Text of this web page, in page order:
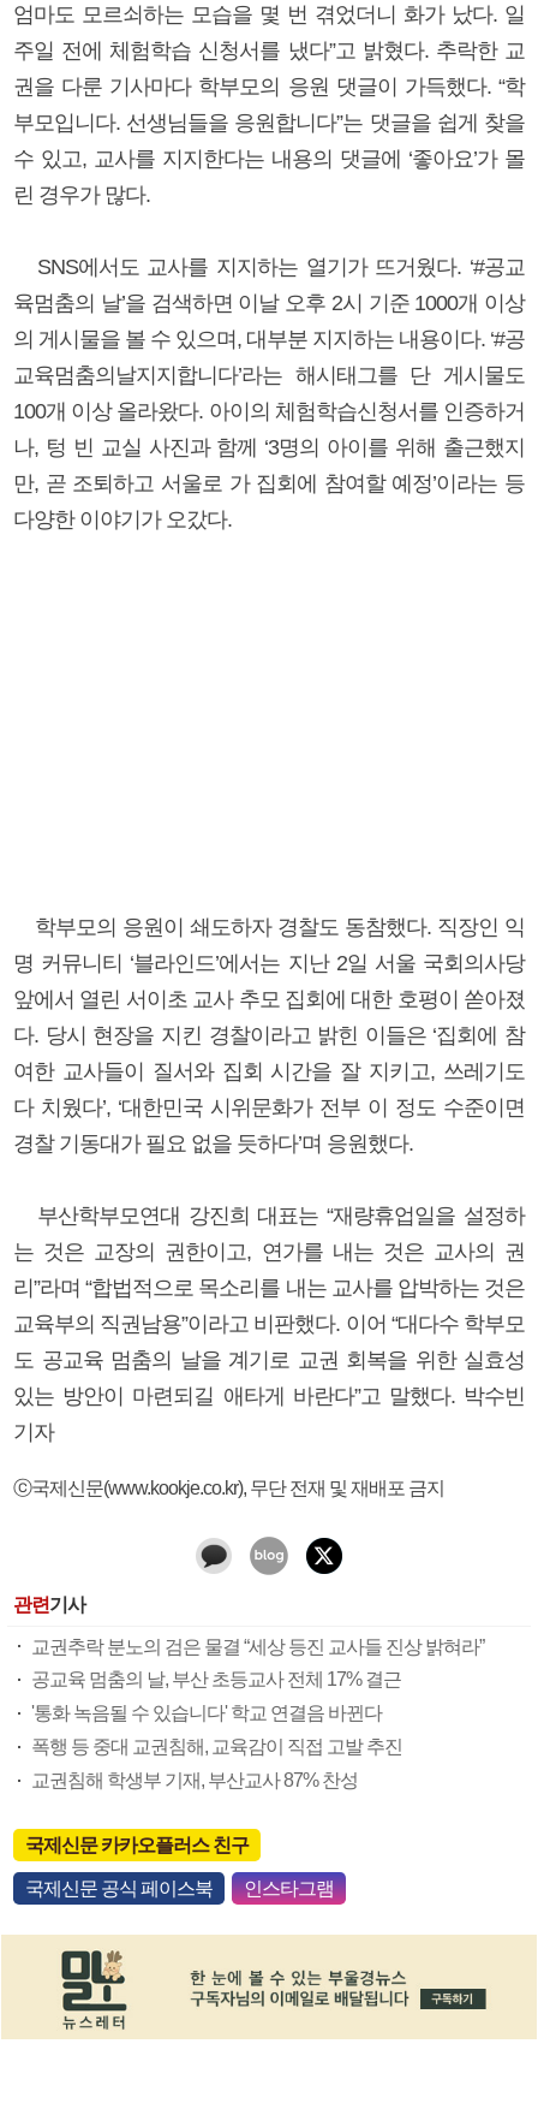
엄마도 모르쇠하는 모습을 몇 번 겪었더니 화가 났다. 일
주일 전에 체험학습 신청서를 냈다”고 밝혔다. 추락한 교
권을 다룬 기사마다 학부모의 응원 댓글이 가득했다. “학
부모입니다. 선생님들을 응원합니다”는 댓글을 쉽게 찾을
수 있고, 교사를 지지한다는 내용의 댓글에 ‘좋아요’가 몰
린 경우가 많다.
SNS에서도 교사를 지지하는 열기가 뜨거웠다. ‘#공교
육멈춤의 날’을 검색하면 이날 오후 2시 기준 1000개 이상
의 게시물을 볼 수 있으며, 대부분 지지하는 내용이다. ‘#공
교육멈춤의날지지합니다’라는 해시태그를 단 게시물도
100개 이상 올라왔다. 아이의 체험학습신청서를 인증하거
나, 텅 빈 교실 사진과 함께 ‘3명의 아이를 위해 출근했지
만, 곧 조퇴하고 서울로 가 집회에 참여할 예정’이라는 등
다양한 이야기가 오갔다.
학부모의 응원이 쇄도하자 경찰도 동참했다. 직장인 익
명 커뮤니티 ‘블라인드’에서는 지난 2일 서울 국회의사당
앞에서 열린 서이초 교사 추모 집회에 대한 호평이 쏟아졌
다. 당시 현장을 지킨 경찰이라고 밝힌 이들은 ‘집회에 참
여한 교사들이 질서와 집회 시간을 잘 지키고, 쓰레기도
다 치웠다’, ‘대한민국 시위문화가 전부 이 정도 수준이면
경찰 기동대가 필요 없을 듯하다’며 응원했다.
부산학부모연대 강진희 대표는 “재량휴업일을 설정하
는 것은 교장의 권한이고, 연가를 내는 것은 교사의 권
리”라며 “합법적으로 목소리를 내는 교사를 압박하는 것은
교육부의 직권남용”이라고 비판했다. 이어 “대다수 학부모
도 공교육 멈춤의 날을 계기로 교권 회복을 위한 실효성
있는 방안이 마련되길 애타게 바란다”고 말했다. 박수빈
기자
ⓒ국제신문(www.kookje.co.kr), 무단 전재 및 재배포 금지
관련기사
교권추락 분노의 검은 물결 “세상 등진 교사들 진상 밝혀라”
공교육 멈춤의 날, 부산 초등교사 전체 17% 결근
'통화 녹음될 수 있습니다' 학교 연결음 바뀐다
폭행 등 중대 교권침해, 교육감이 직접 고발 추진
교권침해 학생부 기재, 부산교사 87% 찬성
국제신문 카카오플러스 친구
국제신문 공식 페이스북 인스타그램